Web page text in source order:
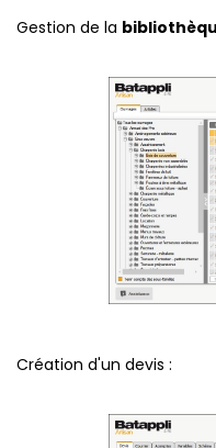
Gestion de la
Création d'un devis :